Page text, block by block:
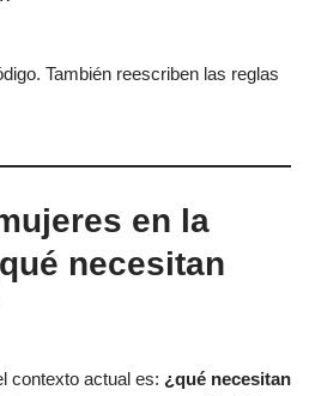
También reescriben las reglas
en la
necesitan
contexto actual es: ¿qué necesitan